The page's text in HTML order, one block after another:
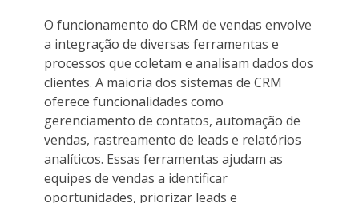
O funcionamento do CRM de vendas envolve
a integração de diversas ferramentas e
processos que coletam e analisam dados dos
clientes. A maioria dos sistemas de CRM
oferece funcionalidades como
gerenciamento de contatos, automação de
vendas, rastreamento de leads e relatórios
analíticos. Essas ferramentas ajudam as
equipes de vendas a identificar
oportunidades, priorizar leads e